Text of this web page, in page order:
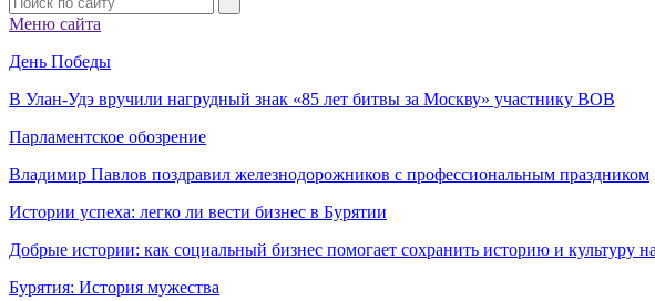
Меню сайта
День Победы
В Улан-Удэ вручили нагрудный знак «85 лет битвы за Москву» участнику ВОВ
Парламентское обозрение
Владимир Павлов поздравил железнодорожников с профессиональным праздником
Истории успеха: легко ли вести бизнес в Бурятии
Добрые истории: как социальный бизнес помогает сохранить историю и культуру
Бурятия: История мужества